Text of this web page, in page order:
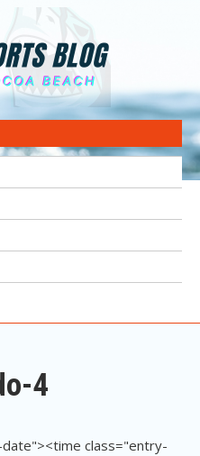
4
class="entry-